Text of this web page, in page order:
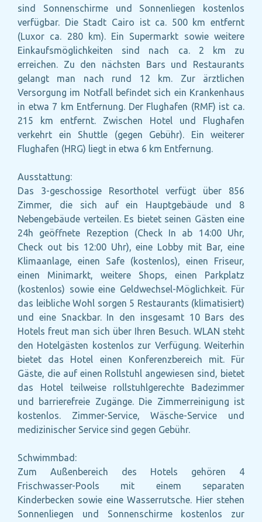
sind Sonnenschirme und Sonnenliegen kostenlos
verfügbar. Die Stadt Cairo ist ca. 500 km entfernt
(Luxor ca. 280 km). Ein Supermarkt sowie weitere
Einkaufsmöglichkeiten sind nach ca. 2 km zu
erreichen. Zu den nächsten Bars und Restaurants
gelangt man nach rund 12 km. Zur ärztlichen
Versorgung im Notfall befindet sich ein Krankenhaus
in etwa 7 km Entfernung. Der Flughafen (RMF) ist ca.
215 km entfernt. Zwischen Hotel und Flughafen
verkehrt ein Shuttle (gegen Gebühr). Ein weiterer
Flughafen (HRG) liegt in etwa 6 km Entfernung.
Ausstattung:
Das 3-geschossige Resorthotel verfügt über 856
Zimmer, die sich auf ein Hauptgebäude und 8
Nebengebäude verteilen. Es bietet seinen Gästen eine
24h geöffnete Rezeption (Check In ab 14:00 Uhr,
Check out bis 12:00 Uhr), eine Lobby mit Bar, eine
Klimaanlage, einen Safe (kostenlos), einen Friseur,
einen Minimarkt, weitere Shops, einen Parkplatz
(kostenlos) sowie eine Geldwechsel-Möglichkeit. Für
das leibliche Wohl sorgen 5 Restaurants (klimatisiert)
und eine Snackbar. In den insgesamt 10 Bars des
Hotels freut man sich über Ihren Besuch. WLAN steht
den Hotelgästen kostenlos zur Verfügung. Weiterhin
bietet das Hotel einen Konferenzbereich mit. Für
Gäste, die auf einen Rollstuhl angewiesen sind, bietet
das Hotel teilweise rollstuhlgerechte Badezimmer
und barrierefreie Zugänge. Die Zimmerreinigung ist
kostenlos. Zimmer-Service, Wäsche-Service und
medizinischer Service sind gegen Gebühr.
Schwimmbad:
Zum Außenbereich des Hotels gehören 4
Frischwasser-Pools mit einem separaten
Kinderbecken sowie eine Wasserrutsche. Hier stehen
Sonnenliegen und Sonnenschirme kostenlos zur